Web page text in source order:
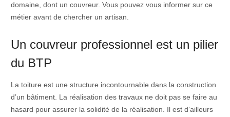
domaine, dont un couvreur. Vous pouvez vous informer sur ce
métier avant de chercher un artisan.
Un couvreur professionnel est un pilier
du BTP
La toiture est une structure incontournable dans la construction
d’un bâtiment. La réalisation des travaux ne doit pas se faire au
hasard pour assurer la solidité de la réalisation. Il est d’ailleurs